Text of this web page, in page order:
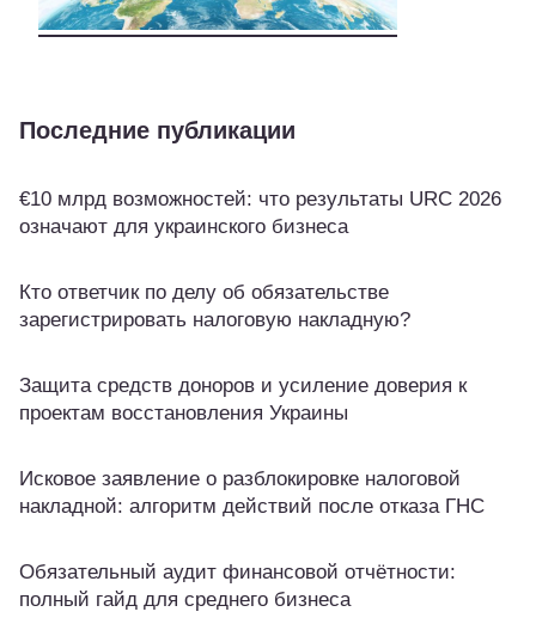
Последние публикации
€10 млрд возможностей: что результаты URC 2026
означают для украинского бизнеса
Кто ответчик по делу об обязательстве
зарегистрировать налоговую накладную?
Защита средств доноров и усиление доверия к
проектам восстановления Украины
Исковое заявление о разблокировке налоговой
накладной: алгоритм действий после отказа ГНС
Обязательный аудит финансовой отчётности:
полный гайд для среднего бизнеса